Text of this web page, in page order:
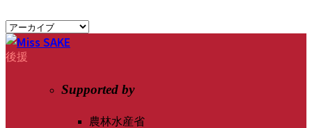
後援
Supported by
農林水産省